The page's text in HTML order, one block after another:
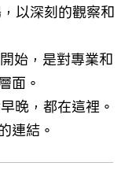
以深刻的觀察和
始，是對專業和
面。
晚，都在這裡。
連結。